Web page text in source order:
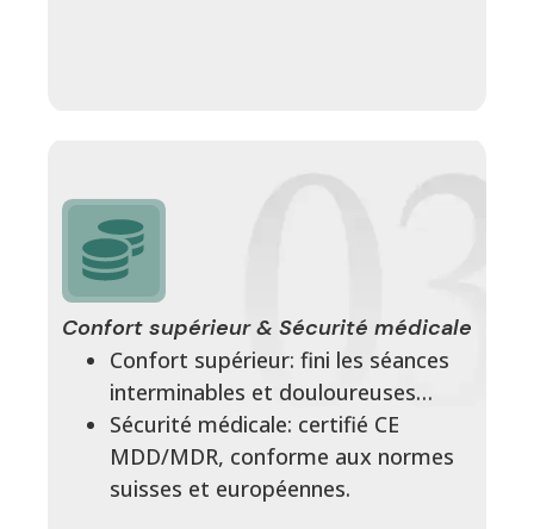
Confort supérieur & Sécurité médicale
Confort supérieur: fini les séances
interminables et douloureuses…
Sécurité médicale: certifié CE
MDD/MDR, conforme aux normes
suisses et européennes.